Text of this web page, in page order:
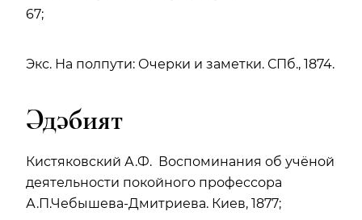
67;
Экс. На полпути: Очерки и заметки. СПб., 1874.
Әдәбият
Кистяковский А.Ф. Воспоминания об учёной
деятельности покойного профессора
А.П.Чебышева-Дмитриева. Киев, 1877;